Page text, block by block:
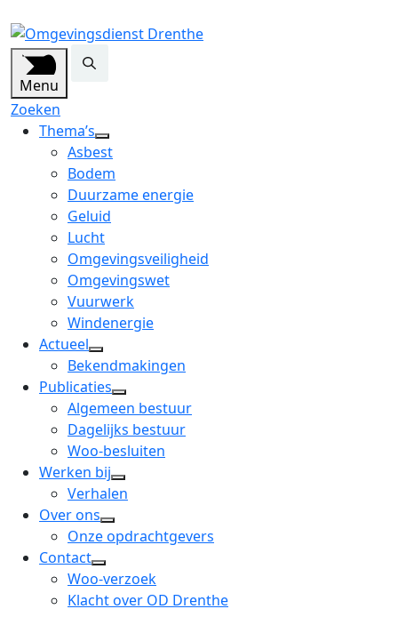
Menu
Zoeken
Thema’s
open
dropdown
menu
Asbest
Bodem
Duurzame energie
Geluid
Lucht
Omgevingsveiligheid
Omgevingswet
Vuurwerk
Windenergie
Actueel
open
dropdown
menu
Bekendmakingen
Publicaties
open
dropdown
menu
Algemeen bestuur
Dagelijks bestuur
Woo-besluiten
Werken bij
open
menu
Verhalen
Over ons
open
dropdown
menu
Onze opdrachtgevers
Contact
open
dropdown
Woo-verzoek
Klacht over OD Drenthe